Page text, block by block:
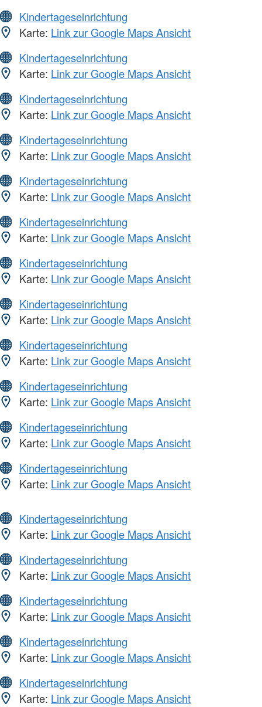
Kindertageseinrichtung
Karte: Link zur Google Maps Ansicht
Kindertageseinrichtung
Karte: Link zur Google Maps Ansicht
Kindertageseinrichtung
Karte: Link zur Google Maps Ansicht
Kindertageseinrichtung
Karte: Link zur Google Maps Ansicht
Kindertageseinrichtung
Karte: Link zur Google Maps Ansicht
Kindertageseinrichtung
Karte: Link zur Google Maps Ansicht
Kindertageseinrichtung
Karte: Link zur Google Maps Ansicht
Kindertageseinrichtung
Karte: Link zur Google Maps Ansicht
Kindertageseinrichtung
Karte: Link zur Google Maps Ansicht
Kindertageseinrichtung
Karte: Link zur Google Maps Ansicht
Kindertageseinrichtung
Karte: Link zur Google Maps Ansicht
Kindertageseinrichtung
Karte: Link zur Google Maps Ansicht
Kindertageseinrichtung
Karte: Link zur Google Maps Ansicht
Kindertageseinrichtung
Karte: Link zur Google Maps Ansicht
Kindertageseinrichtung
Karte: Link zur Google Maps Ansicht
Kindertageseinrichtung
Karte: Link zur Google Maps Ansicht
Kindertageseinrichtung
Karte: Link zur Google Maps Ansicht